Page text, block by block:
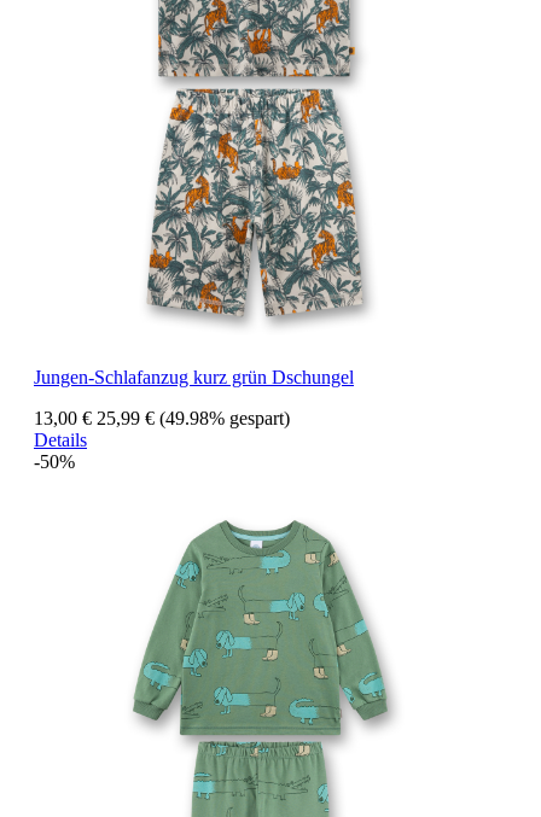
Jungen-Schlafanzug kurz grün Dschungel
13,00 € 25,99 € (49.98% gespart)
Details
-50%